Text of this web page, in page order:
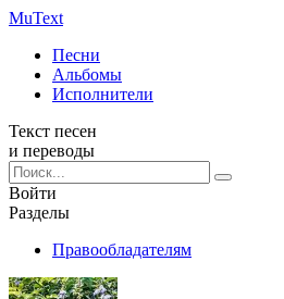
MuText
Песни
Альбомы
Исполнители
Текст песен
и переводы
Войти
Разделы
Правообладателям